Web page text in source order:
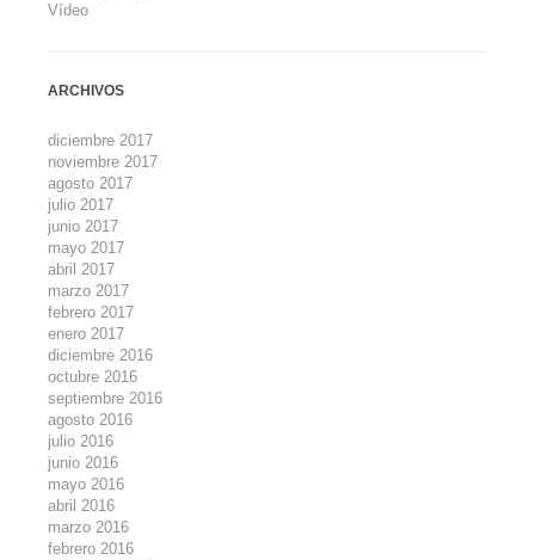
Vídeo
ARCHIVOS
diciembre 2017
noviembre 2017
agosto 2017
julio 2017
junio 2017
mayo 2017
abril 2017
marzo 2017
febrero 2017
enero 2017
diciembre 2016
octubre 2016
septiembre 2016
agosto 2016
julio 2016
junio 2016
mayo 2016
abril 2016
marzo 2016
febrero 2016